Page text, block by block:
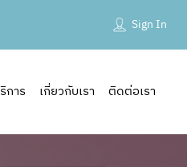
Sign In
การ เกี่ยวกับเรา ติดต่อเรา